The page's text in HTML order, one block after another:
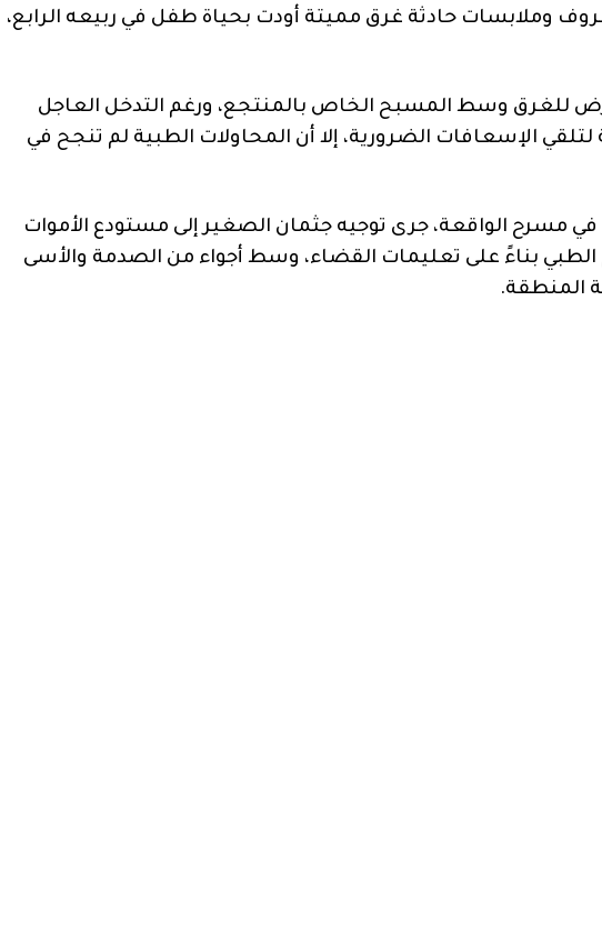
وملابسات حادثة غرق مميتة أودت بحياة طفل في ربيعه الرابع،
للغرق وسط المسبح الخاص بالمنتجع، ورغم التدخل العاجل
الإسعافات الضرورية، إلا أن المحاولات الطبية لم تنجح في
في مسرح الواقعة، جرى توجيه جثمان الصغير إلى مستودع الأموات
بناءً على تعليمات القضاء، وسط أجواء من الصدمة والأسى
المنطقة.